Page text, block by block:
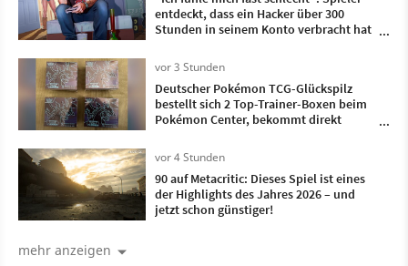
entdeckt, dass ein Hacker über 300
Stunden in seinem Konto verbracht hat
vor 3 Stunden
Deutscher Pokémon TCG-Glückspilz
bestellt sich 2 Top-Trainer-Boxen beim
Pokémon Center, bekommt direkt
vor 4 Stunden
90 auf Metacritic: Dieses Spiel ist eines
der Highlights des Jahres 2026 – und
jetzt schon günstiger!
mehr anzeigen